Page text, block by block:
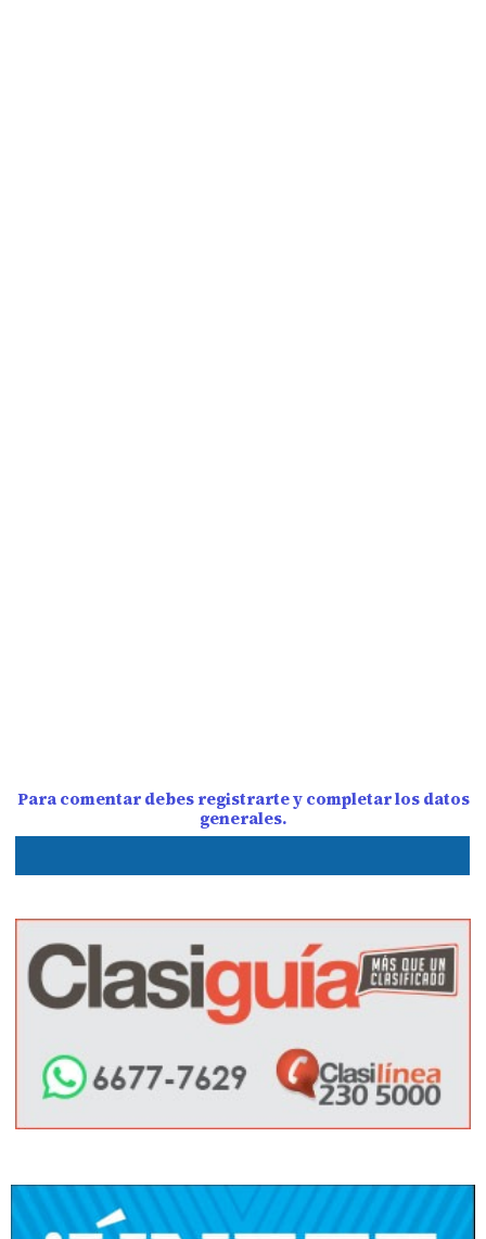
Para comentar debes registrarte y completar los datos
generales.